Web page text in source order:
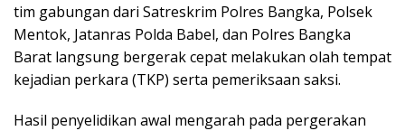
tim gabungan dari Satreskrim Polres Bangka, Polsek
Mentok, Jatanras Polda Babel, dan Polres Bangka
Barat langsung bergerak cepat melakukan olah tempat
kejadian perkara (TKP) serta pemeriksaan saksi.
Hasil penyelidikan awal mengarah pada pergerakan